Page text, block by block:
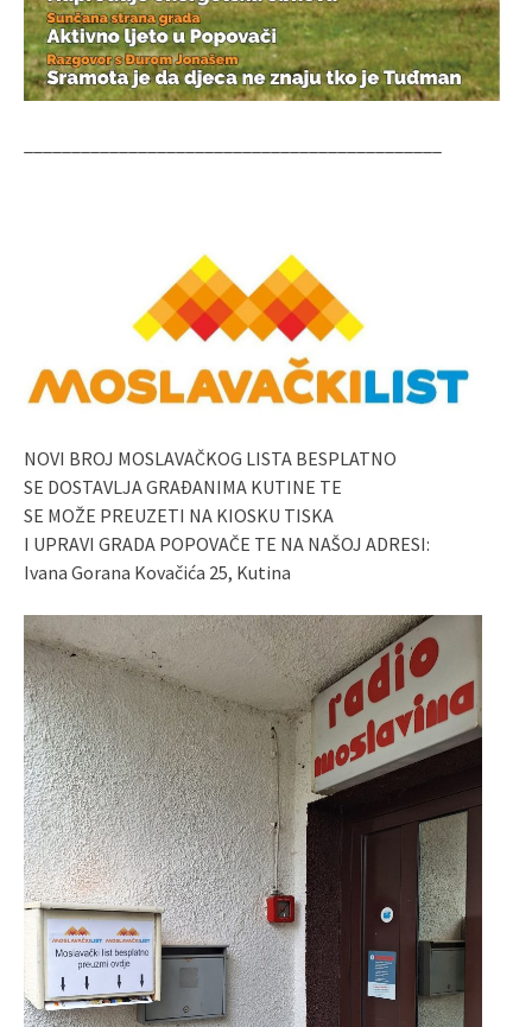
NOVI BROJ MOSLAVAČKOG LISTA BESPLATNO
SE DOSTAVLJA GRAĐANIMA KUTINE TE
SE MOŽE PREUZETI NA KIOSKU TISKA
I UPRAVI GRADA POPOVAČE TE NA NAŠOJ ADRESI:
Ivana Gorana Kovačića 25, Kutina